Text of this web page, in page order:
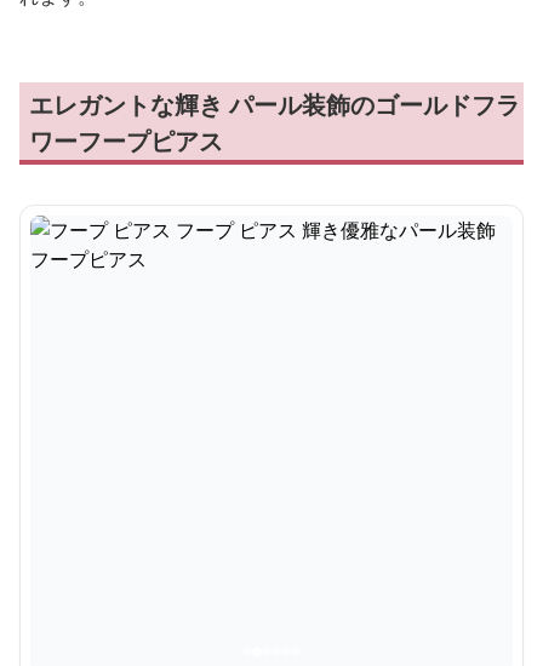
エレガントな輝き パール装飾のゴールドフラ
ワーフープピアス